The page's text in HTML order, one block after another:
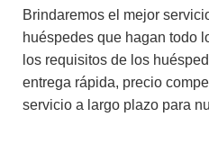
Brindaremos el mejor
huéspedes que hagan todo
los requisitos de los
entrega rápida, precio
servicio a largo plazo para